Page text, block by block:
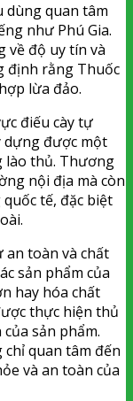
dùng quan tâm
như Phú Gia.
về độ uy tín và
định rằng Thuốc
lừa đảo.
điếu cày tự
dựng được một
lào thủ. Thương
nội địa mà còn
tế, đặc biệt
an toàn và chất
sản phẩm của
hay hóa chất
thực hiện thủ
sản phẩm.
quan tâm đến
và an toàn của